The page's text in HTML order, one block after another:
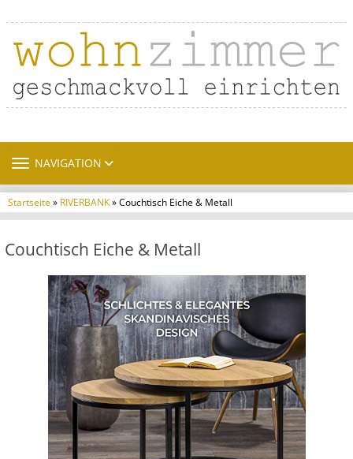
TOGGLE NAVIGATION
NAVIGATION
Startseite» RIVERBANK» Couchtisch Eiche & Metall
Couchtisch Eiche & Metall